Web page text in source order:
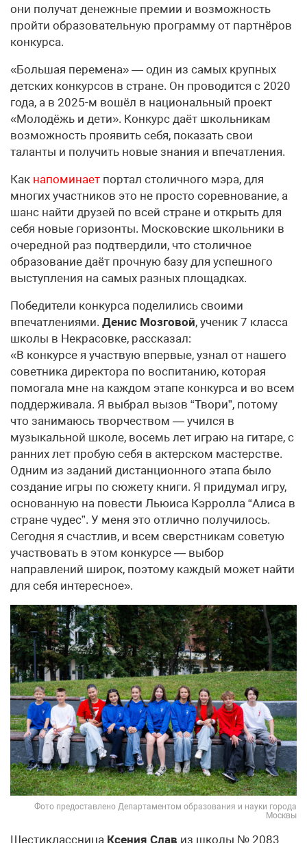
они получат денежные премии и возможность
пройти образовательную программу от партнёров
конкурса.
«Большая перемена» — один из самых крупных
детских конкурсов в стране. Он проводится с 2020
года, а в 2025-м вошёл в национальный проект
«Молодёжь и дети». Конкурс даёт школьникам
возможность проявить себя, показать свои
таланты и получить новые знания и впечатления.
Как напоминает портал столичного мэра, для
многих участников это не просто соревнование, а
шанс найти друзей по всей стране и открыть для
себя новые горизонты. Московские школьники в
очередной раз подтвердили, что столичное
образование даёт прочную базу для успешного
выступления на самых разных площадках.
Победители конкурса поделились своими
впечатлениями. Денис Мозговой, ученик 7 класса
школы в Некрасовке, рассказал:
«В конкурсе я участвую впервые, узнал от нашего
советника директора по воспитанию, которая
помогала мне на каждом этапе конкурса и во всем
поддерживала. Я выбрал вызов “Твори”, потому
что занимаюсь творчеством — учился в
музыкальной школе, восемь лет играю на гитаре, с
ранних лет пробую себя в актерском мастерстве.
Одним из заданий дистанционного этапа было
создание игры по сюжету книги. Я придумал игру,
основанную на повести Льюиса Кэрролла “Алиса в
стране чудес”. У меня это отлично получилось.
Сегодня я счастлив, и всем сверстникам советую
участвовать в этом конкурсе — выбор
направлений широк, поэтому каждый может найти
для себя интересное».
Фото предоставлено Департаментом образования и науки города
Москвы
Шестиклассница Ксения Слав из школы № 2083